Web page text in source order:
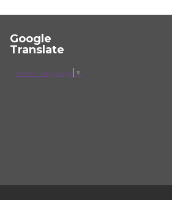
Google
Translate
Select Language ▼